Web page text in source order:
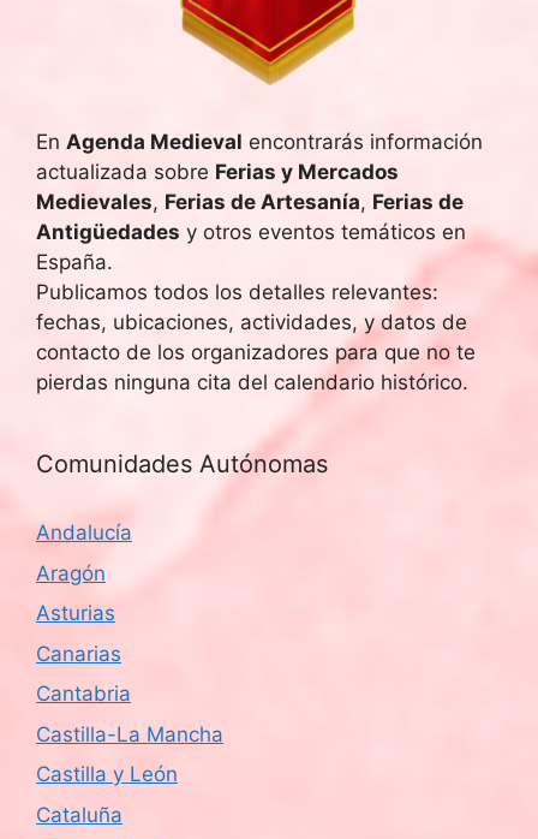
En Agenda Medieval encontrarás información
actualizada sobre Ferias y Mercados
Medievales, Ferias de Artesanía, Ferias de
Antigüedades y otros eventos temáticos en
España.
Publicamos todos los detalles relevantes:
fechas, ubicaciones, actividades, y datos de
contacto de los organizadores para que no te
pierdas ninguna cita del calendario histórico.
Comunidades Autónomas
Andalucía
Aragón
Asturias
Canarias
Cantabria
Castilla-La Mancha
Castilla y León
Cataluña